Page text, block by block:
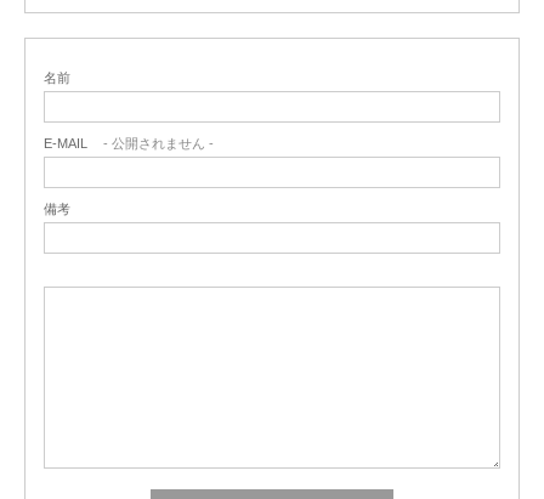
名前
E-MAIL - 公開されません -
備考